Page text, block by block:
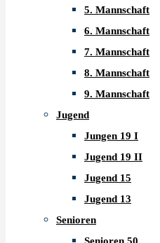
5. Mannschaft
6. Mannschaft
7. Mannschaft
8. Mannschaft
9. Mannschaft
Jugend
Jungen 19 I
Jugend 19 II
Jugend 15
Jugend 13
Senioren
Senioren 50
Mannschaftskämpfen,